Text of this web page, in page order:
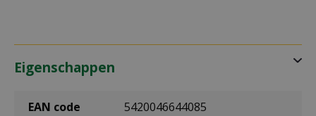
Eigenschappen
EAN code 5420046644085